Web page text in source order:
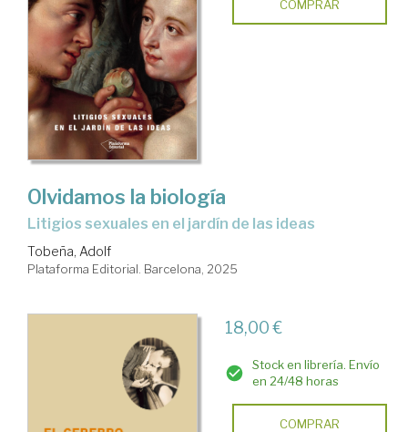
COMPRAR
Olvidamos la biología
Litigios sexuales en el jardín de las ideas
Tobeña, Adolf
Plataforma Editorial. Barcelona, 2025
18,00 €
Stock en librería. Envío
en 24/48 horas
COMPRAR